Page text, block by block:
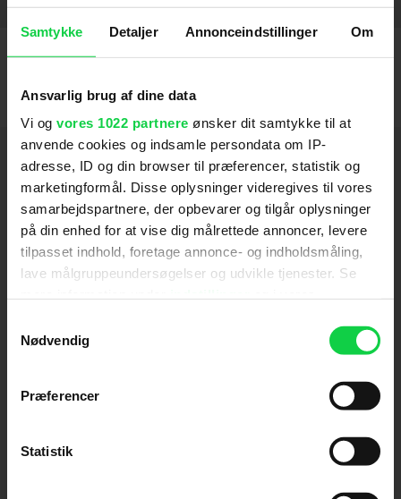
Samtykke Detaljer Annonceindstillinger Om
Ansvarlig brug af dine data
Vi og vores 1022 partnere ønsker dit samtykke til at
anvende cookies og indsamle persondata om IP-
adresse, ID og din browser til præferencer, statistik og
marketingformål. Disse oplysninger videregives til vores
samarbejdspartnere, der opbevarer og tilgår oplysninger
på din enhed for at vise dig målrettede annoncer, levere
tilpasset indhold, foretage annonce- og indholdsmåling,
lave målgruppeundersøgelser og udvikle tjenester. Se
tilbage eller ændre indstillinger fra vores
"Cookiedeklaration", eller ved at trykke på "Privacy
Indsamle præcise oplysninger om din placering,
Identificere din enhed baseret på en scanning af
Nødvendig
Præferencer
Statistik
Hold dig opdateret
Send
Ved tilmelding accepterer jeg samtidig
Kino.dks Markedsføringssamtykke